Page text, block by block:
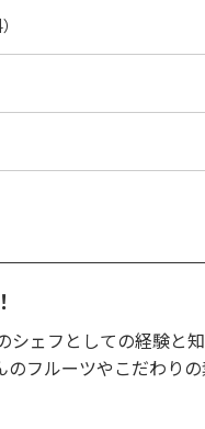
ェフとしての経験と
フルーツやこだわり